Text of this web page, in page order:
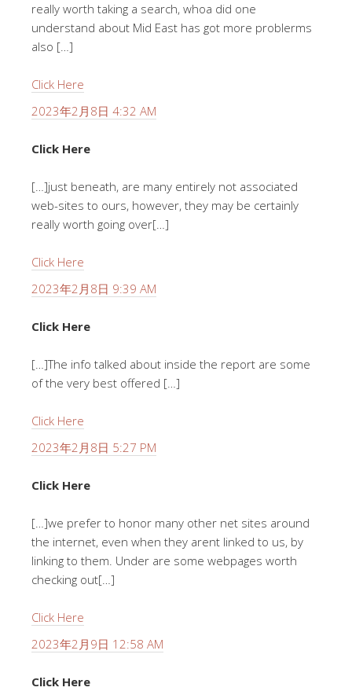
really worth taking a search, whoa did one
understand about Mid East has got more problerms
also […]
Click Here
2023年2月8日 4:32 AM
Click Here
[…]just beneath, are many entirely not associated
web-sites to ours, however, they may be certainly
really worth going over[…]
Click Here
2023年2月8日 9:39 AM
Click Here
[…]The info talked about inside the report are some
of the very best offered […]
Click Here
2023年2月8日 5:27 PM
Click Here
[…]we prefer to honor many other net sites around
the internet, even when they arent linked to us, by
linking to them. Under are some webpages worth
checking out[…]
Click Here
2023年2月9日 12:58 AM
Click Here